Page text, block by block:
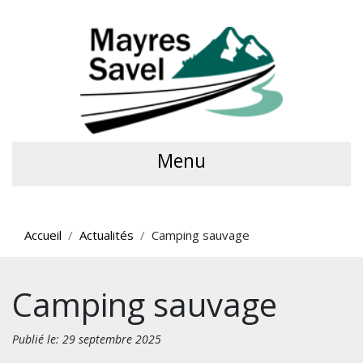
Menu
Accueil Actualités Camping sauvage
Camping sauvage
Publié le: 29 septembre 2025